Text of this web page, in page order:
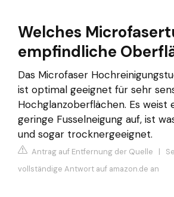
Welches
empfindliche
Das Microfaser
ist optimal geeignet für sehr
Hochglanzoberflächen. Es weist
geringe Fusselneigung auf, ist
und sogar trocknergeeignet.
Antrag auf Entfernung der Quelle |
vollständige Antwort auf amazon.de an